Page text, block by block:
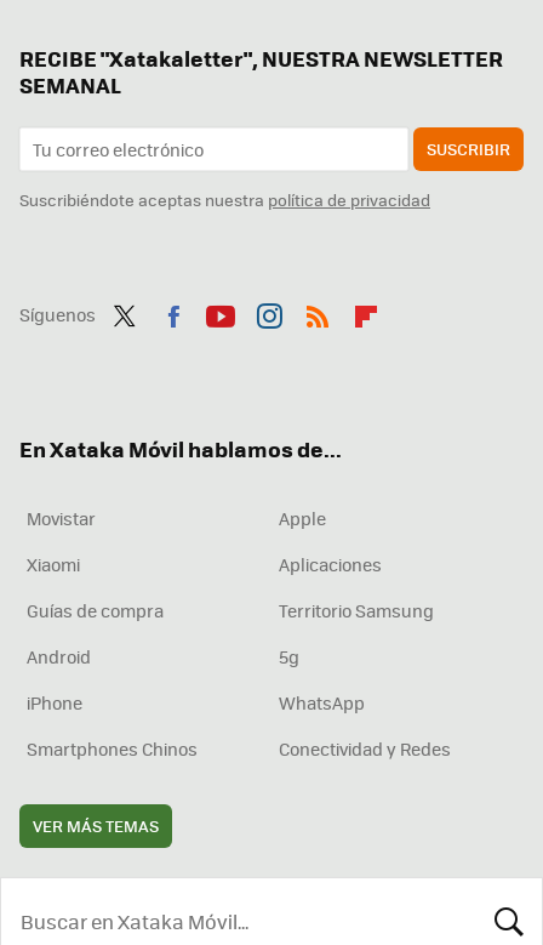
RECIBE "Xatakaletter", NUESTRA NEWSLETTER
SEMANAL
SUSCRIBIR
Suscribiéndote aceptas nuestra política de privacidad
Síguenos
En Xataka Móvil hablamos de...
Movistar
Apple
Xiaomi
Aplicaciones
Guías de compra
Territorio Samsung
Android
5g
iPhone
WhatsApp
Smartphones Chinos
Conectividad y Redes
VER MÁS TEMAS